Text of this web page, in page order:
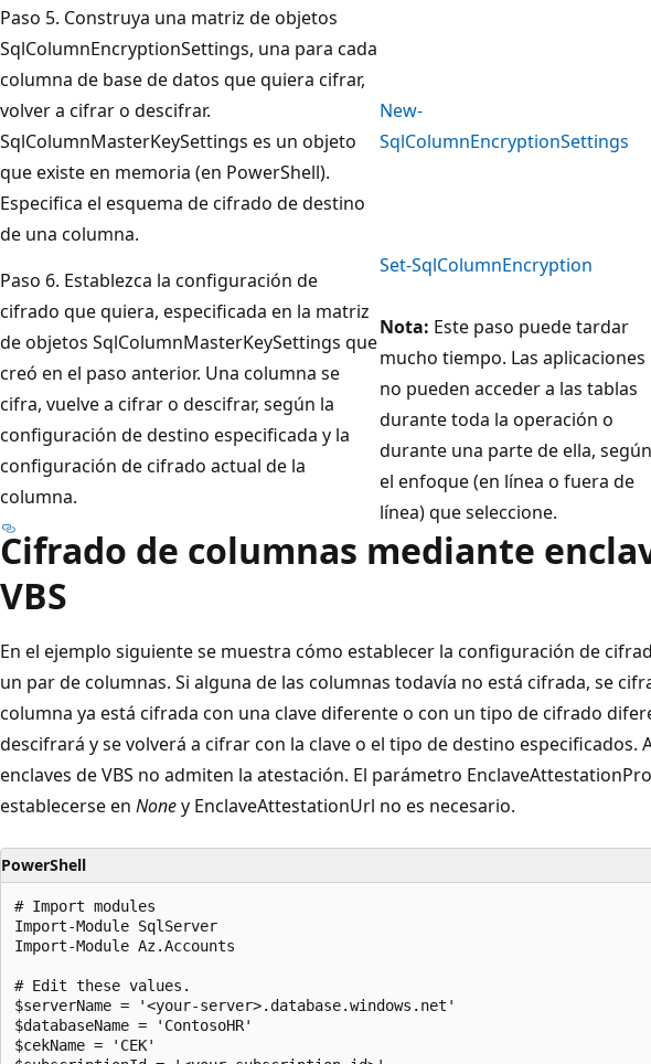
Paso 5. Construya una matriz de objetos
SqlColumnEncryptionSettings, una para cada
columna de base de datos que quiera cifrar,
volver a cifrar o descifrar.
SqlColumnMasterKeySettings es un objeto
que existe en memoria (en PowerShell).
Especifica el esquema de cifrado de destino
de una columna.
New-
SqlColumnEncryptionSettings
Paso 6. Establezca la configuración de
cifrado que quiera, especificada en la matriz
de objetos SqlColumnMasterKeySettings que
creó en el paso anterior. Una columna se
cifra, vuelve a cifrar o descifrar, según la
configuración de destino especificada y la
configuración de cifrado actual de la
columna.
Set-SqlColumnEncryption
Nota: Este paso puede tardar
mucho tiempo. Las aplicaciones
no pueden acceder a las tablas
durante toda la operación o
durante una parte de ella, según
el enfoque (en línea o fuera de
línea) que seleccione.
Cifrado de columnas mediante
VBS
En el ejemplo siguiente se muestra cómo establecer la configuración de
un par de columnas. Si alguna de las columnas todavía no está cifrada, se
columna ya está cifrada con una clave diferente o con un tipo de cifrado
descifrará y se volverá a cifrar con la clave o el tipo de destino especificados.
enclaves de VBS no admiten la atestación. El parámetro
establecerse en Noney EnclaveAttestationUrl no es necesario.
PowerShell
# Import modules
Import-Module SqlServer
Import-Module Az.Accounts
# Edit these values.
$serverName = '<your-server>.database.windows.net'
$databaseName = 'ContosoHR'
$cekName = 'CEK'